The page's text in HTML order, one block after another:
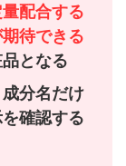
配合する
待できる
となる
分名だけ
確認する